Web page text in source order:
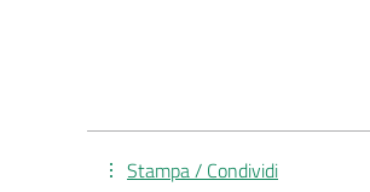
Stampa / Condividi